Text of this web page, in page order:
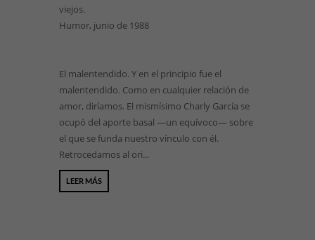
viejos.
Humor, junio de 1988
El malentendido. Y en el principio fue el
malentendido. Como en cualquier relación de
amor, diríamos. El mismísimo Charly García se
ocupó del aporte basal —un equívoco— sobre
el que se funda nuestro vínculo con él.
Retrocedamos al ori...
LEER MÁS